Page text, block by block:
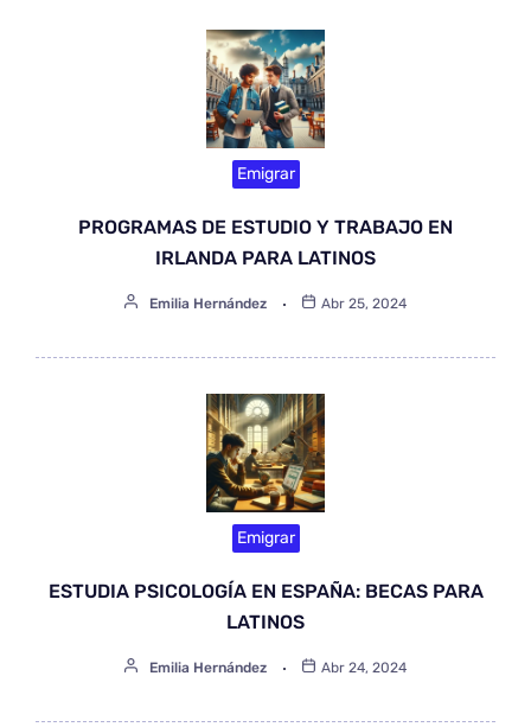
Emigrar
PROGRAMAS DE ESTUDIO Y TRABAJO EN
IRLANDA PARA LATINOS
Emilia Hernández Abr 25, 2024
Emigrar
ESTUDIA PSICOLOGÍA EN ESPAÑA: BECAS PARA
LATINOS
Emilia Hernández Abr 24, 2024